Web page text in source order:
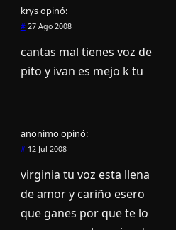
krysopinó:
#27 Ago 2008
cantas mal tienes voz de
pito y ivan es mejo k tu
anonimo opinó:
#12 Jul 2008
virginia tu voz esta llena
de amor y cariño esero
que ganes por que te lo